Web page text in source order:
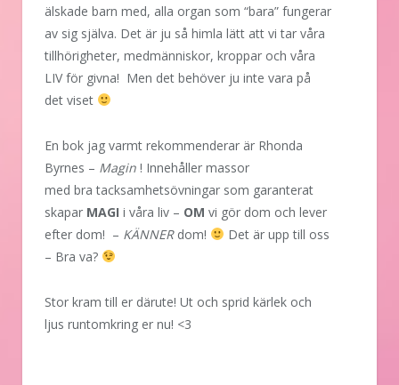
älskade barn med, alla organ som “bara” fungerar
av sig själva. Det är ju så himla lätt att vi tar våra
tillhörigheter, medmänniskor, kroppar och våra
LIV för givna! Men det behöver ju inte vara på
det viset
En bok jag varmt rekommenderar är Rhonda
Byrnes – Magin ! Innehåller massor
med bra tacksamhetsövningar som garanterat
skapar MAGI i våra liv – OM vi gör dom och lever
efter dom! – KÄNNERdom!
Det är upp till oss
– Bra va?
Stor kram till er därute! Ut och sprid kärlek och
ljus runtomkring er nu! <3